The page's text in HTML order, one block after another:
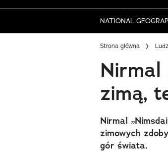
NATIONAL
Strona główna
Nirmal
zimą,
Nirmal
zimowych
gór świata.